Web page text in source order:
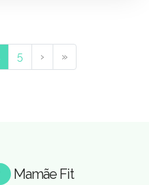
5 › »
Mamãe Fit